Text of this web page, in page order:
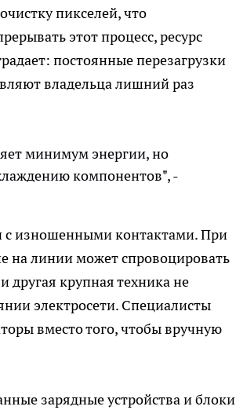
пикселей, что
этот процесс, ресурс
постоянные перезагрузки
владельца лишний раз
минимум энергии, но
компонентов", -
с изношенными контактами. При
на линии может спровоцировать
другая крупная техника не
электросети. Специалисты
вместо того, чтобы вручную
зарядные устройства и блоки